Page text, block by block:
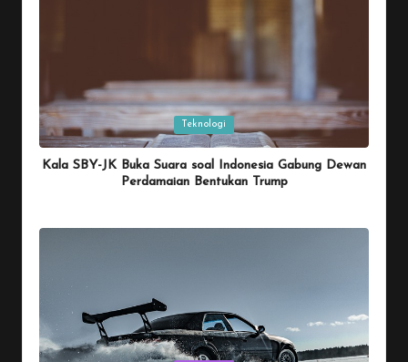
Posted
in
Teknologi
Kala SBY-JK Buka Suara soal Indonesia Gabung Dewan
Perdamaian Bentukan Trump